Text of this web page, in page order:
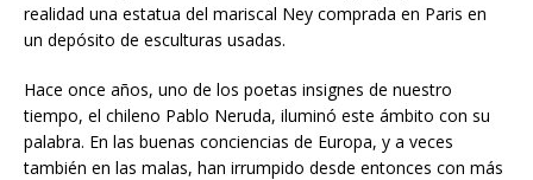
realidad una estatua del mariscal Ney comprada en Paris en
un depósito de esculturas usadas.
Hace once años, uno de los poetas insignes de nuestro
tiempo, el chileno Pablo Neruda, iluminó este ámbito con su
palabra. En las buenas conciencias de Europa, y a veces
también en las malas, han irrumpido desde entonces con más